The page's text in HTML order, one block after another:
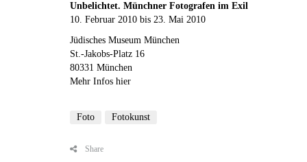
Unbelichtet. Münchner Fotografen im Exil
10. Februar 2010 bis 23. Mai 2010
Jüdisches Museum München
St.-Jakobs-Platz 16
80331 München
Mehr Infos hier
Foto Fotokunst
Share